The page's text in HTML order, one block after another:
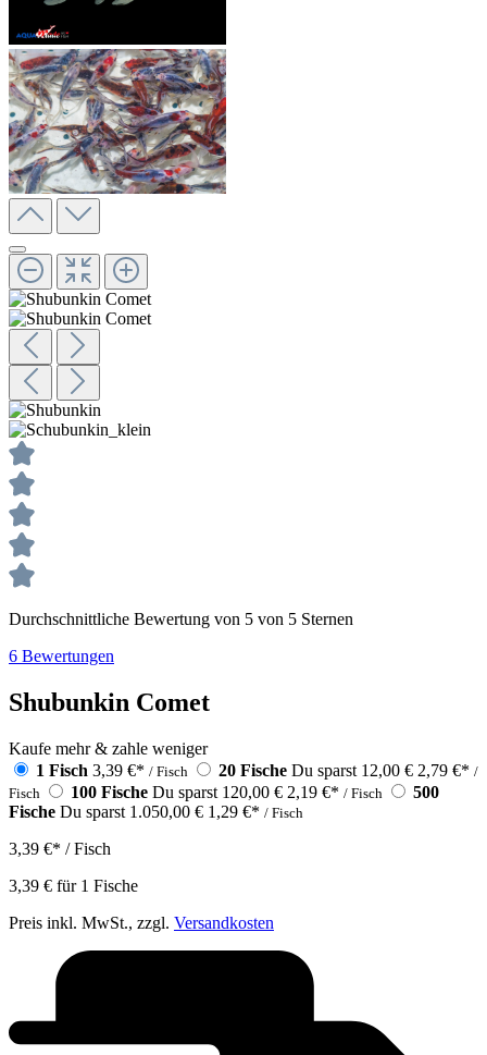
Durchschnittliche Bewertung von 5 von 5 Sternen
6 Bewertungen
Shubunkin Comet
Kaufe mehr & zahle weniger
1 Fisch 3,39 €* / Fisch 20 Fische Du sparst 12,00 € 2,79 €* /
Fisch
100 Fische Du sparst 120,00 € 2,19 €* / Fisch
500
Fische Du sparst 1.050,00 € 1,29 €* / Fisch
3,39 €* / Fisch
3,39 € für 1 Fische
Preis inkl. MwSt., zzgl. Versandkosten